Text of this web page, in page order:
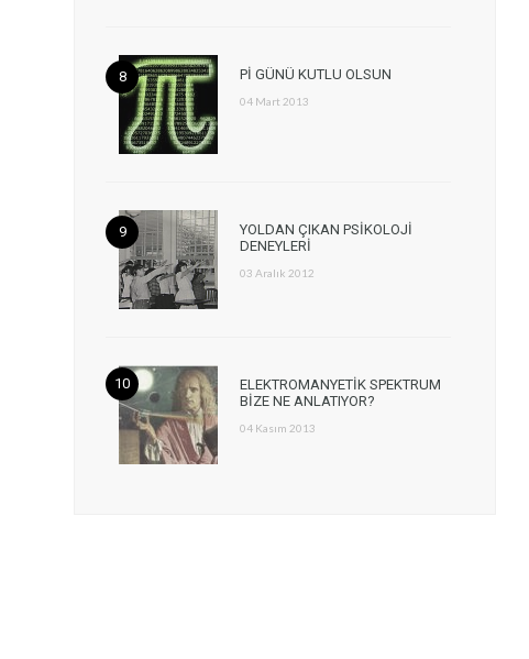
Pİ GÜNÜ KUTLU OLSUN
04 Mart 2013
YOLDAN ÇIKAN PSİKOLOJİ
DENEYLERİ
03 Aralık 2012
ELEKTROMANYETİK SPEKTRUM
BİZE NE ANLATIYOR?
04 Kasım 2013